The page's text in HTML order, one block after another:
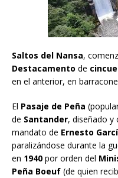
Saltos del Nansa,
Destacamento de
en el anterior, en
El Pasaje de Peña
de Santander, diseñado y
mandato de Ernesto
paralizándose durante la
en 1940 por orden del
Peña Boeuf (de quien